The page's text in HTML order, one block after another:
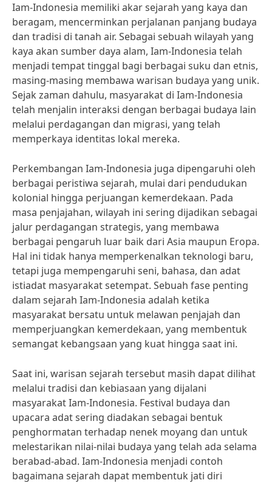
Iam-Indonesia memiliki akar sejarah yang kaya dan
beragam, mencerminkan perjalanan panjang budaya
dan tradisi di tanah air. Sebagai sebuah wilayah yang
kaya akan sumber daya alam, Iam-Indonesia telah
menjadi tempat tinggal bagi berbagai suku dan etnis,
masing-masing membawa warisan budaya yang unik.
Sejak zaman dahulu, masyarakat di Iam-Indonesia
telah menjalin interaksi dengan berbagai budaya lain
melalui perdagangan dan migrasi, yang telah
memperkaya identitas lokal mereka.
Perkembangan Iam-Indonesia juga dipengaruhi oleh
berbagai peristiwa sejarah, mulai dari pendudukan
kolonial hingga perjuangan kemerdekaan. Pada
masa penjajahan, wilayah ini sering dijadikan sebagai
jalur perdagangan strategis, yang membawa
berbagai pengaruh luar baik dari Asia maupun Eropa.
Hal ini tidak hanya memperkenalkan teknologi baru,
tetapi juga mempengaruhi seni, bahasa, dan adat
istiadat masyarakat setempat. Sebuah fase penting
dalam sejarah Iam-Indonesia adalah ketika
masyarakat bersatu untuk melawan penjajah dan
memperjuangkan kemerdekaan, yang membentuk
semangat kebangsaan yang kuat hingga saat ini.
Saat ini, warisan sejarah tersebut masih dapat dilihat
melalui tradisi dan kebiasaan yang dijalani
masyarakat Iam-Indonesia. Festival budaya dan
upacara adat sering diadakan sebagai bentuk
penghormatan terhadap nenek moyang dan untuk
melestarikan nilai-nilai budaya yang telah ada selama
berabad-abad. Iam-Indonesia menjadi contoh
bagaimana sejarah dapat membentuk jati diri